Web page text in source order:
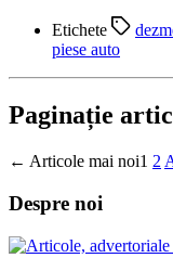
Etichete
piese auto
Paginație
← Articole mai noi1 2
Despre noi